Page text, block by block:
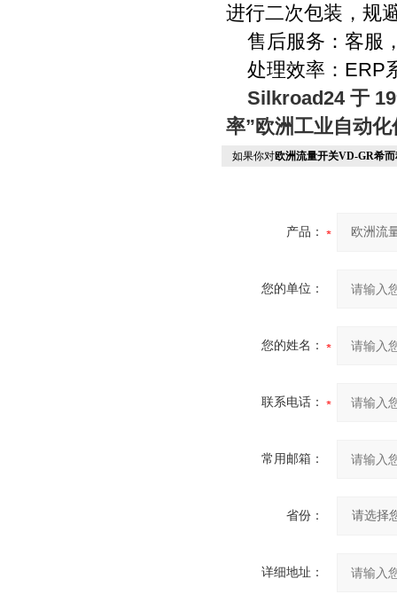
进行二次包装，规
售后服务：客服
处理效率： ERP
Silkroad24 于
率”欧洲工业自动
如果你对欧洲流量开关VD-GR希
产品：
您的单位：
您的姓名：
联系电话：
常用邮箱：
省份：
详细地址：